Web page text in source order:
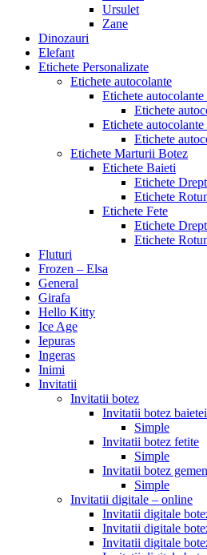
Ursulet
Zane
Dinozauri
Elefant
Etichete Personalizate
Etichete autocolante
Etichete
Etichete
Etichete autocolante
Etichete
Etichete Marturii Botez
Etichete Baieti
Etichete
Etichete
Etichete Fete
Etichete
Etichete
Fluturi
Frozen – Elsa
General
Girafa
Hello Kitty
Ice Age
Iepuras
Ingeras
Inimi
Invitatii
Invitatii botez
Invitatii botez baietei
Simple
Invitatii botez fetite
Simple
Invitatii botez
Simple
Invitatii digitale – online
Invitatii digitale
Invitatii digitale
Invitatii digitale